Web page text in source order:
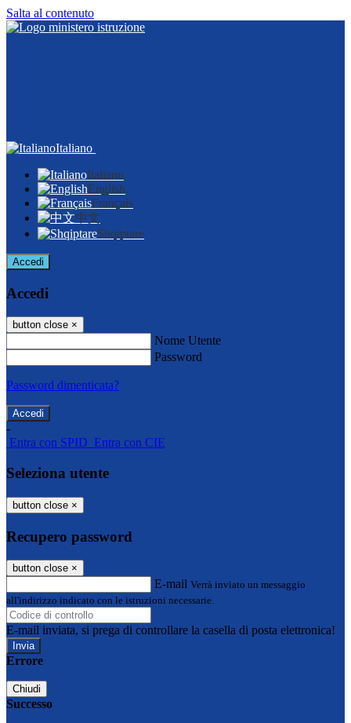
Salta al contenuto
Italiano
Italiano
English
Français
中文
Shqiptare
Accedi
Accedi
button close ×
Nome Utente
Password
Password dimenticata?
-
Entra con SPID Entra con CIE
Seleziona utente
button close ×
Recupero password
button close ×
E-mail Verrà inviato un messaggio
all'indirizzo indicato con le istruzioni necessarie.
E-mail inviata, si prega di controllare la casella di posta elettronica!
Errore
Chiudi
Successo